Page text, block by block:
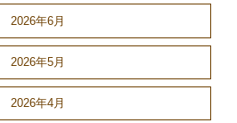
2026年6月
2026年5月
2026年4月